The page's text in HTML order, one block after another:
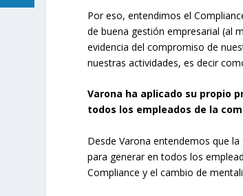
Por eso, entendimos el
de buena gestión empresarial (al
evidencia del compromiso de
nuestras actividades, es decir
Varona ha aplicado su propio
todos los empleados de la
Desde Varona entendemos que
para generar en todos los
Compliance y el cambio de